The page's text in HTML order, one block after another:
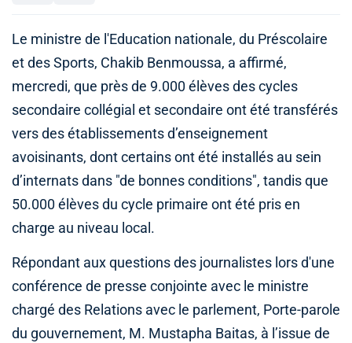
Le ministre de l'Education nationale, du Préscolaire
et des Sports, Chakib Benmoussa, a affirmé,
mercredi, que près de 9.000 élèves des cycles
secondaire collégial et secondaire ont été transférés
vers des établissements d’enseignement
avoisinants, dont certains ont été installés au sein
d’internats dans "de bonnes conditions", tandis que
50.000 élèves du cycle primaire ont été pris en
charge au niveau local.
Répondant aux questions des journalistes lors d'une
conférence de presse conjointe avec le ministre
chargé des Relations avec le parlement, Porte-parole
du gouvernement, M. Mustapha Baitas, à l’issue de